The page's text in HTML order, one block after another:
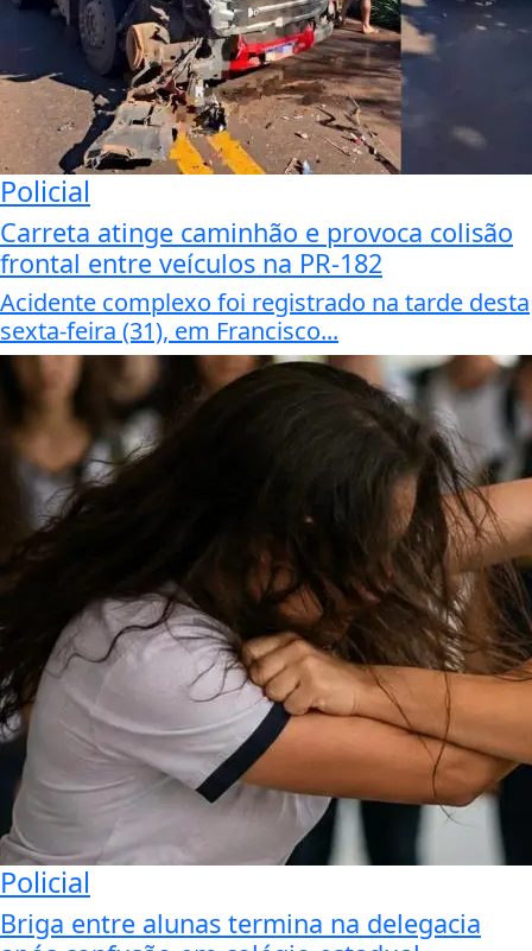
Policial
Carreta atinge caminhão e provoca colisão
frontal entre veículos na PR-182
Acidente complexo foi registrado na tarde desta
sexta-feira (31), em Francisco...
Policial
Briga entre alunas termina na delegacia